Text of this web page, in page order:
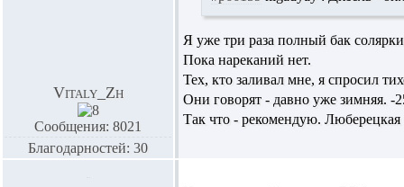
Vitaly_Zh
Сообщения: 8021
Благодарностей: 30
Я уже три раза полный бак
Пока нареканий нет.
Тех, кто заливал мне, я спросил
Они говорят - давно уже зимняя. -
Так что - рекомендую. Люберецкая